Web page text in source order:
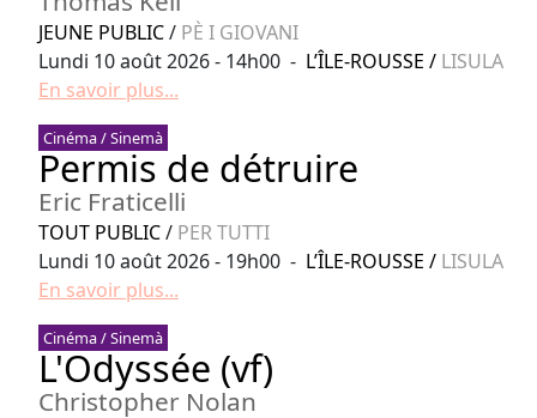
JEUNE PUBLIC/ PÈ I GIOVANI
Lundi 10 août 2026 - 14h00 - L’ÎLE-ROUSSE / LISULA
En savoir plus...
Cinéma / Sinemà
Permis de détruire
Eric Fraticelli
TOUT PUBLIC/ PER TUTTI
Lundi 10 août 2026 - 19h00 - L’ÎLE-ROUSSE / LISULA
En savoir plus...
Cinéma / Sinemà
L'Odyssée (vf)
Christopher Nolan